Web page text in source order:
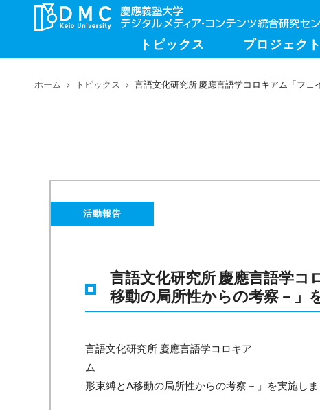
トピックス プロジェクト
ホーム トピックス 言語文化研究所 慶應言語学コロキアム「フ
活動報告
言語文化研究所 慶應言語学
移動の局所性からの考察－」
言語文化研究所 慶應言語学コロキア
ム 「フェイ
形束縛とA移動の局所性からの考察－」を実施しま